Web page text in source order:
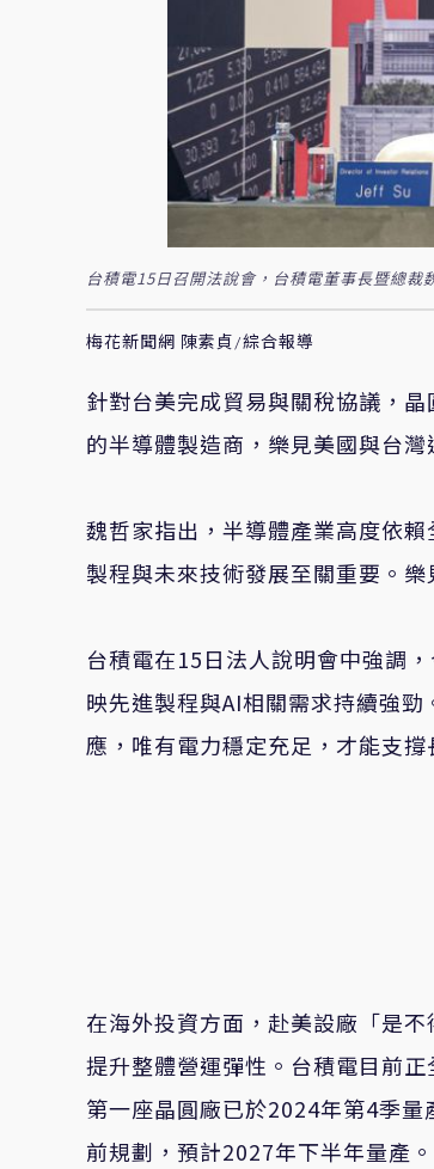
台積電15日召開法說會，台積電董事長暨總
梅花新聞網 陳素貞/綜合報導
針對台美完成貿易與關稅協議，
的半導體製造商，樂見美國與台灣
魏哲家指出，半導體產業高度依
製程與未來技術發展至關重要。
台積電在15日法人說明會中強調
映先進製程與AI相關需求持續強勁
應，唯有電力穩定充足，才能支撐
在海外投資方面，赴美設廠「是
提升整體營運彈性。台積電目前
第一座晶圓廠已於2024年第4季量
前規劃，預計2027年下半年量產